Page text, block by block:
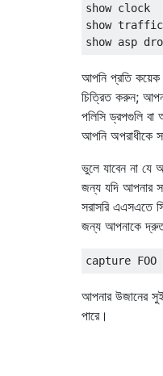
show clock
show
আপনি প্রতি কয়েক
চিত্রিত করুন;
পলিসি ড্রপগুলি
আপনি অপরাধীকে
ভুলে যাবেন না যে
জন্য যদি আপনার
সরাসরি এএসএতে
জন্য আপনাকে
আপনার উজানের
পারে।